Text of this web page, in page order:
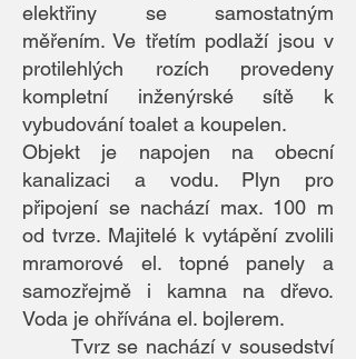
elektřiny se samostatným
měřením. Ve třetím podlaží jsou v
protilehlých rozích provedeny
kompletní inženýrské sítě k
vybudování toalet a koupelen.
Objekt je napojen na obecní
kanalizaci a vodu. Plyn pro
připojení se nachází max. 100 m
od tvrze. Majitelé k vytápění zvolili
mramorové el. topné panely a
samozřejmě i kamna na dřevo.
Voda je ohřívána el. bojlerem.
Tvrz se nachází v sousedství